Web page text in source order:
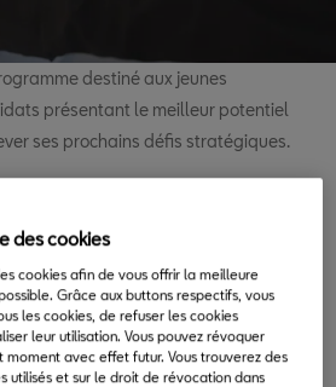
destiné aux jeunes
présentant le meilleur potentiel
ses prochains défis stratégiques.
aux candidats internationaux
une connaissance globale et
en développant leur réseau au
des cookies
cookies afin de vous offrir la meilleure
Grâce aux buttons respectifs, vous
les cookies, de refuser les cookies
leur utilisation. Vous pouvez révoquer
avec effet futur. Vous trouverez des
utilisés et sur le droit de révocation dans